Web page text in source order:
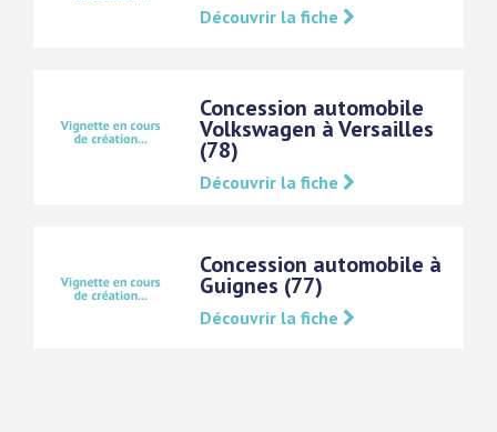
Découvrir la fiche
Concession automobile
Volkswagen à Versailles
(78)
Découvrir la fiche
Concession automobile à
Guignes (77)
Découvrir la fiche